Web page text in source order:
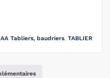
Tabliers, baudriers, TABLIER